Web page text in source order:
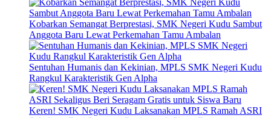
Kobarkan Semangat Berprestasi, SMK Negeri Kudu Sambut
Anggota Baru Lewat Perkemahan Tamu Ambalan
Sentuhan Humanis dan Kekinian, MPLS SMK Negeri Kudu
Rangkul Karakteristik Gen Alpha
Keren! SMK Negeri Kudu Laksanakan MPLS Ramah ASRI